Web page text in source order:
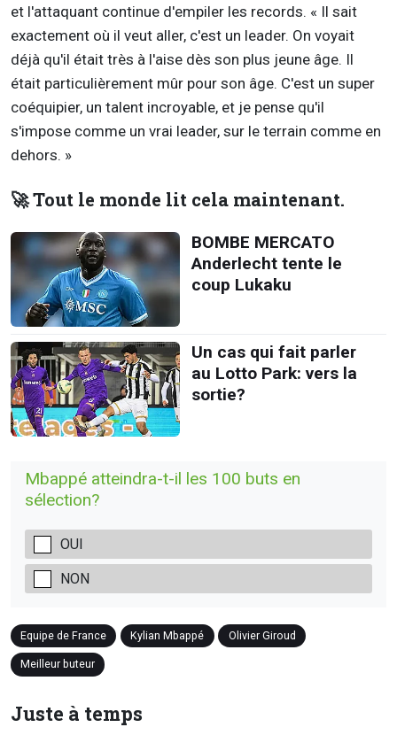
et l'attaquant continue d'empiler les records. « Il sait
exactement où il veut aller, c'est un leader. On voyait
déjà qu'il était très à l'aise dès son plus jeune âge. Il
était particulièrement mûr pour son âge. C'est un super
coéquipier, un talent incroyable, et je pense qu'il
s'impose comme un vrai leader, sur le terrain comme en
dehors. »
🚀 Tout le monde lit cela maintenant.
BOMBE MERCATO
Anderlecht tente le
coup Lukaku
Un cas qui fait parler
au Lotto Park: vers la
sortie?
Mbappé atteindra-t-il les 100 buts en
sélection?
OUI
NON
Equipe de France Kylian Mbappé Olivier Giroud
Meilleur buteur
Juste à temps